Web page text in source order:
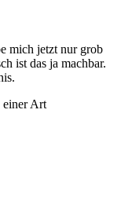
mich jetzt nur grob
ist das ja machbar.
einer Art